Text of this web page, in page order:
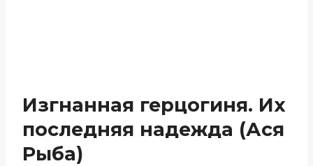
Изгнанная герцогиня. Их
последняя надежда (Ася
Рыба)